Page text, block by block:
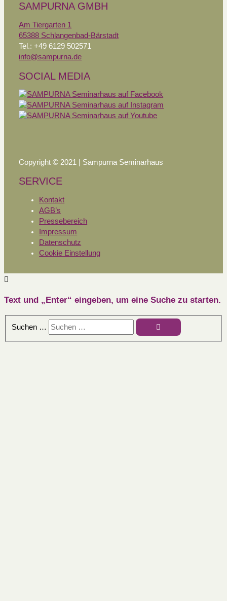
SAMPURNA GMBH
Am Tiergarten 1
65388 Schlangenbad-Bärstadt
Tel.: +49 6129 502571
info@sampurna.de
SOCIAL MEDIA
Copyright © 2021 | Sampurna Seminarhaus
SERVICE
Kontakt
AGB’s
Pressebereich
Impressum
Datenschutz
Cookie Einstellung
Text und „Enter“ eingeben, um eine Suche zu starten.
Suchen …